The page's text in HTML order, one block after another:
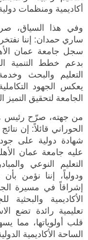
أكاديمية ومنظمات
وفي هذا السياق،
ساري حمدان: إننا
سجل جامعة عمان
بدعم خطط التنمية
التعليم والبحث
يعكس الجهود
الجامعة لتحقيق
من جهته، صرّح رئيس
الحوراني قائلاً: إن
شهادة دولية على
عليه جامعة عمان
التعليم النوعي
ودولياً، إننا نؤمن
إشراقاً في مسيرة
الأكاديمية
تعليمية رائدة تضع
قلب أولوياتها، مما
الساحة الأكاديمية